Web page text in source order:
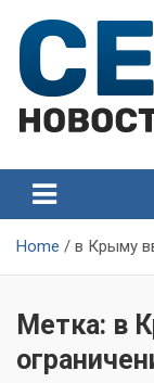
content
Севастополя
Home в Крыму
Метка: в